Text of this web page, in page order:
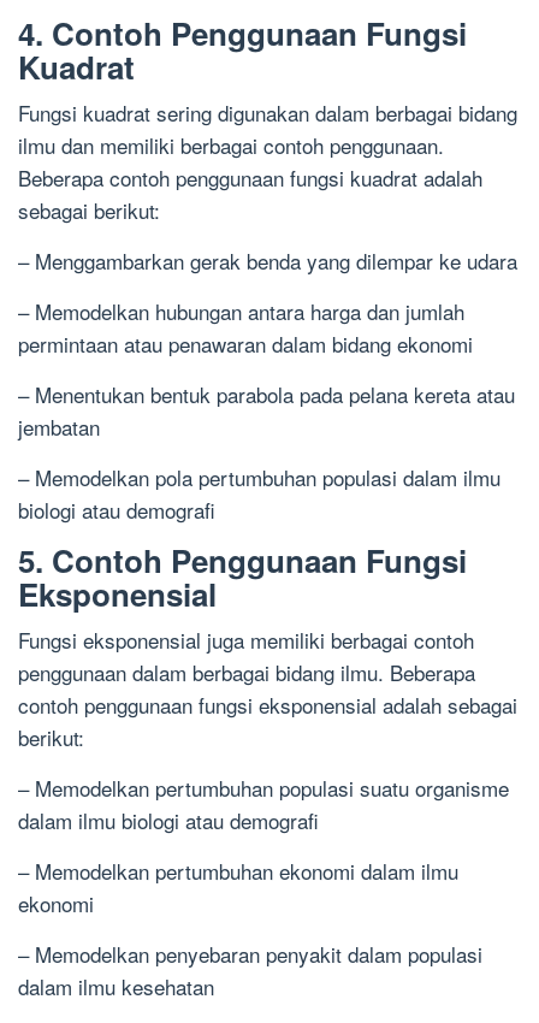
4. Contoh Penggunaan Fungsi
Kuadrat
Fungsi kuadrat sering digunakan dalam berbagai bidang
ilmu dan memiliki berbagai contoh penggunaan.
Beberapa contoh penggunaan fungsi kuadrat adalah
sebagai berikut:
– Menggambarkan gerak benda yang dilempar ke udara
– Memodelkan hubungan antara harga dan jumlah
permintaan atau penawaran dalam bidang ekonomi
– Menentukan bentuk parabola pada pelana kereta atau
jembatan
– Memodelkan pola pertumbuhan populasi dalam ilmu
biologi atau demografi
5. Contoh Penggunaan Fungsi
Eksponensial
Fungsi eksponensial juga memiliki berbagai contoh
penggunaan dalam berbagai bidang ilmu. Beberapa
contoh penggunaan fungsi eksponensial adalah sebagai
berikut:
– Memodelkan pertumbuhan populasi suatu organisme
dalam ilmu biologi atau demografi
– Memodelkan pertumbuhan ekonomi dalam ilmu
ekonomi
– Memodelkan penyebaran penyakit dalam populasi
dalam ilmu kesehatan